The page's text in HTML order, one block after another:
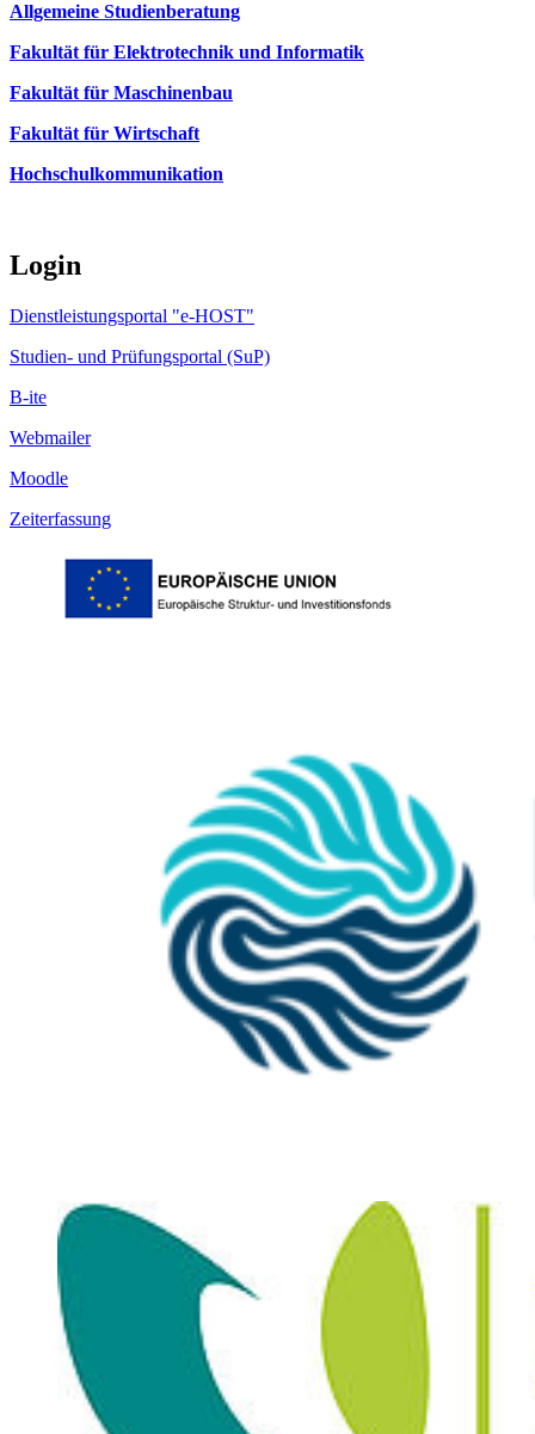
Allgemeine Studienberatung
Fakultät für Elektrotechnik und Informatik
Fakultät für Maschinenbau
Fakultät für Wirtschaft
Hochschulkommunikation
Login
Dienstleistungsportal "e-HOST"
Studien- und Prüfungsportal (SuP)
B-ite
Webmailer
Moodle
Zeiterfassung